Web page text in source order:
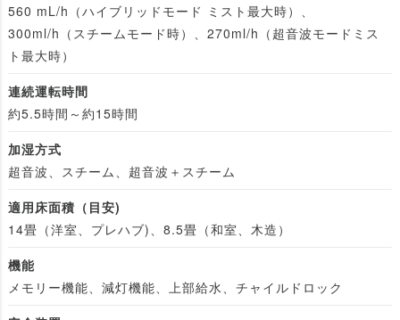
560 mL/h（ハイブリッドモード ミスト最大時）、
300ml/h（スチームモード時）、270ml/h（超音波モードミス
ト最大時）
連続運転時間
約5.5時間～約15時間
加湿方式
超音波、スチーム、超音波＋スチーム
適用床面積（目安)
14畳（洋室、プレハブ)、8.5畳（和室、木造）
機能
メモリー機能、減灯機能、上部給水、チャイルドロック